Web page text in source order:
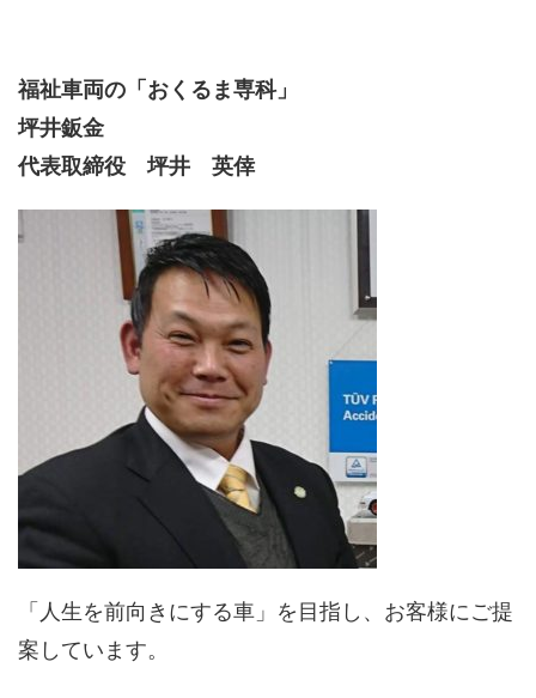
福祉車両の「おくるま専科」
坪井鈑金
代表取締役 坪井 英倖
「人生を前向きにする車」を目指し、お客様にご提
案しています。